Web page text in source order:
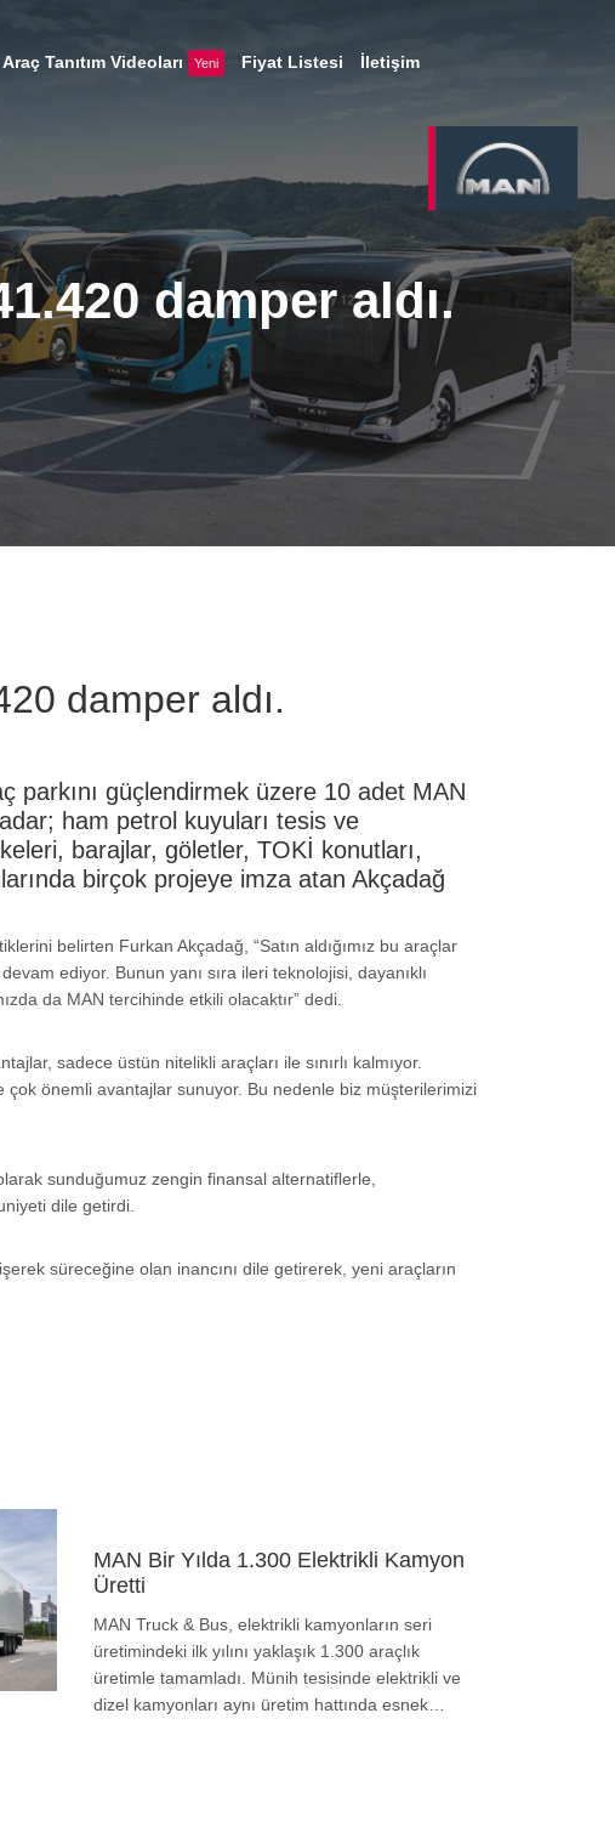
damper aldı.
damper aldı.
parkını güçlendirmek üzere 10 adet MAN
ham petrol kuyuları tesis ve
barajlar, göletler, TOKİ konutları,
birçok projeye imza atan Akçadağ
belirten Furkan Akçadağ, “Satın aldığımız bu araçlar
ediyor. Bunun yanı sıra ileri teknolojisi, dayanıklı
da MAN tercihinde etkili olacaktır” dedi.
sadece üstün nitelikli araçları ile sınırlı kalmıyor.
çok önemli avantajlar sunuyor. Bu nedenle biz müşterilerimizi
sunduğumuz zengin finansal alternatiflerle,
dile getirdi.
süreceğine olan inancını dile getirerek, yeni araçların
MAN Bir Yılda 1.300 Elektrikli Kamyon
Üretti
MAN Truck & Bus, elektrikli kamyonların seri
üretimindeki ilk yılını yaklaşık 1.300 araçlık
üretimle tamamladı. Münih tesisinde elektrikli ve
dizel kamyonları aynı üretim hattında esnek…
Araç Tanıtım Videoları Yeni Fiyat Listesi İletişim